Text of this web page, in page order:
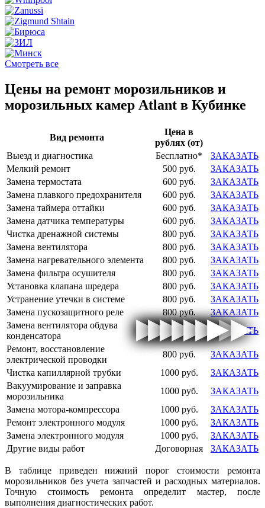
▶▶▶▶▶▶▶▶▶
▶▶▶▶▶▶▶
Смотреть все
Цены на ремонт морозильников и
морозильных камер Atlant в Кубинке
Вид ремонта
Цена в
рублях (от)
Выезд и диагностика
Бесплатно*
ЗАКАЗАТЬ
Мелкий ремонт
500 руб.
ЗАКАЗАТЬ
Замена термостата
600 руб.
ЗАКАЗАТЬ
Замена плавкого предохранителя
600 руб.
ЗАКАЗАТЬ
Замена таймера оттайки
600 руб.
ЗАКАЗАТЬ
Замена датчика температуры
600 руб.
ЗАКАЗАТЬ
Чистка дренажной системы
800 руб.
ЗАКАЗАТЬ
Замена вентилятора
800 руб.
ЗАКАЗАТЬ
Замена нагревательного элемента
800 руб.
ЗАКАЗАТЬ
Замена фильтра осушителя
800 руб.
ЗАКАЗАТЬ
Установка клапана шредера
800 руб.
ЗАКАЗАТЬ
Устранение утечки в системе
800 руб.
ЗАКАЗАТЬ
Замена пускозащитного реле
800 руб.
ЗАКАЗАТЬ
Замена вентилятора обдува
конденсатора
ЗАКАЗАТЬ
Ремонт, восстановление
электрической проводки
800 руб.
ЗАКАЗАТЬ
Чистка капиллярной трубки
1000 руб.
ЗАКАЗАТЬ
Вакуумирование и заправка
морозильника
1000 руб.
ЗАКАЗАТЬ
Замена мотора-компрессора
1000 руб.
ЗАКАЗАТЬ
Ремонт электронного модуля
1000 руб.
ЗАКАЗАТЬ
Замена электронного модуля
1000 руб.
ЗАКАЗАТЬ
Другие виды работ
Договорная ЗАКАЗАТЬ
В таблице приведен нижний порог стоимости ремонта
морозильников без учета запчастей и расходных материалов.
Точную стоимость ремонта определит мастер, после
выполнения диагностических работ.